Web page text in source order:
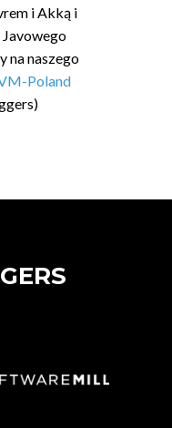
i Akką i
na naszego
Poland